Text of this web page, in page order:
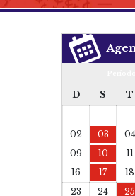
D S T
02
03 04
09
10 11
16
17 18
23
24 25